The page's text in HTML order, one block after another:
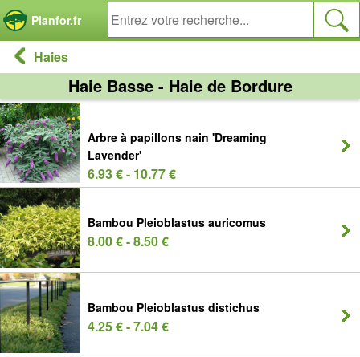
Planfor.fr
Haies
Haie Basse - Haie de Bordure
Arbre à papillons nain 'Dreaming
Lavender'
6.93 € - 10.77 €
Bambou Pleioblastus auricomus
8.00 € - 8.50 €
Bambou Pleioblastus distichus
4.25 € - 7.04 €
Panneau de gestion des cookies